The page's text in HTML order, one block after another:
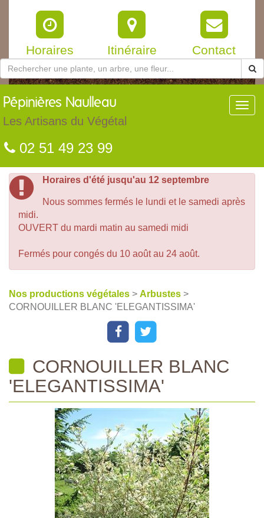
Horaires Itinéraire Contact
Pépinières Naulleau
Les Artisans du Végétal
02 51 49 23 99
Horaires d'été jusqu'au 12 septembre
Nous sommes fermés le lundi et le samedi après
midi.
OUVERT du mardi matin au samedi midi
Fermés pour congés du 10 août au 24 août.
Nos productions végétales > Arbustes >
CORNOUILLER BLANC 'ELEGANTISSIMA'
CORNOUILLER BLANC
'ELEGANTISSIMA'